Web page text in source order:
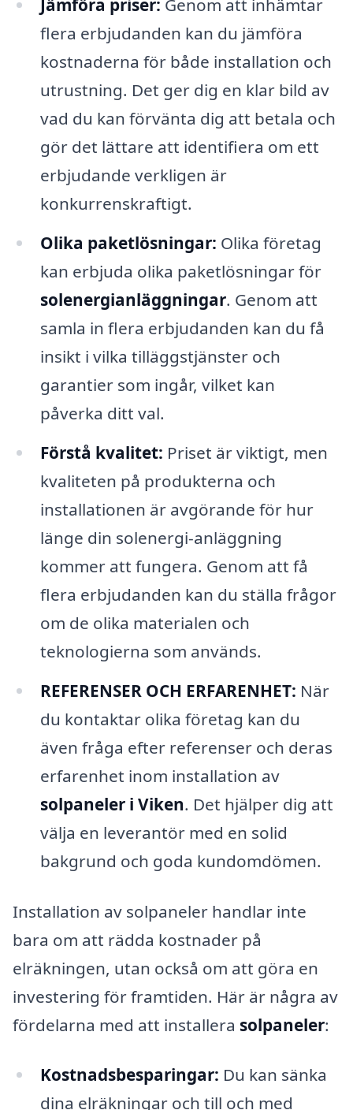
Jämföra priser: Genom att inhämtar
flera erbjudanden kan du jämföra
kostnaderna för både installation och
utrustning. Det ger dig en klar bild av
vad du kan förvänta dig att betala och
gör det lättare att identifiera om ett
erbjudande verkligen är
konkurrenskraftigt.
Olika paketlösningar: Olika företag
kan erbjuda olika paketlösningar för
solenergianläggningar. Genom att
samla in flera erbjudanden kan du få
insikt i vilka tilläggstjänster och
garantier som ingår, vilket kan
påverka ditt val.
Förstå kvalitet: Priset är viktigt, men
kvaliteten på produkterna och
installationen är avgörande för hur
länge din solenergi-anläggning
kommer att fungera. Genom att få
flera erbjudanden kan du ställa frågor
om de olika materialen och
teknologierna som används.
REFERENSER OCH ERFARENHET: När
du kontaktar olika företag kan du
även fråga efter referenser och deras
erfarenhet inom installation av
solpaneler i Viken. Det hjälper dig att
välja en leverantör med en solid
bakgrund och goda kundomdömen.
Installation av solpaneler handlar inte
bara om att rädda kostnader på
elräkningen, utan också om att göra en
investering för framtiden. Här är några av
fördelarna med att installera solpaneler:
Kostnadsbesparingar: Du kan sänka
dina elräkningar och till och med